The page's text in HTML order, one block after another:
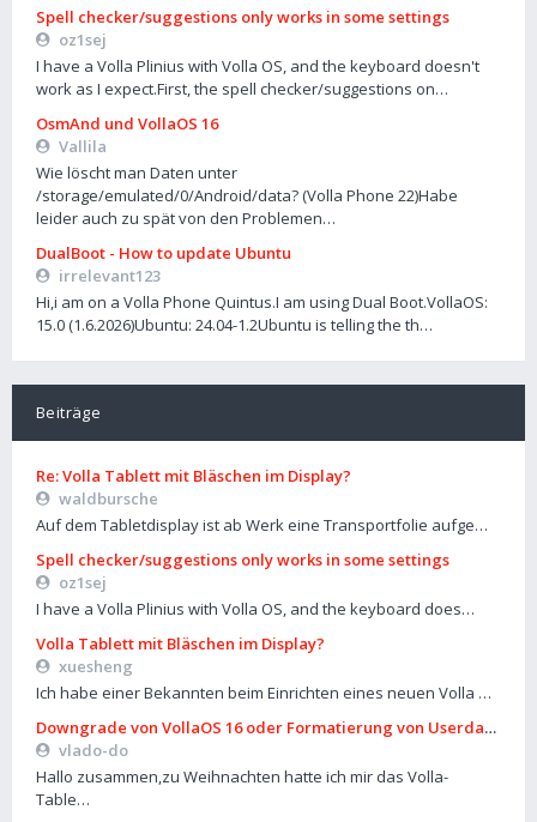
Spell checker/suggestions only works in some settings
oz1sej
I have a Volla Plinius with Volla OS, and the keyboard doesn't
work as I expect.First, the spell checker/suggestions on…
OsmAnd und VollaOS 16
Vallila
Wie löscht man Daten unter
/storage/emulated/0/Android/data? (Volla Phone 22)Habe
leider auch zu spät von den Problemen…
DualBoot - How to update Ubuntu
irrelevant123
Hi,i am on a Volla Phone Quintus.I am using Dual Boot.VollaOS:
15.0 (1.6.2026)Ubuntu: 24.04-1.2Ubuntu is telling the th…
Beiträge
Re: Volla Tablett mit Bläschen im Display?
waldbursche
Auf dem Tabletdisplay ist ab Werk eine Transportfolie aufge…
Spell checker/suggestions only works in some settings
oz1sej
I have a Volla Plinius with Volla OS, and the keyboard does…
Volla Tablett mit Bläschen im Display?
xuesheng
Ich habe einer Bekannten beim Einrichten eines neuen Volla …
Downgrade von VollaOS 16 oder Formatierung von Userdata
vlado-do
Hallo zusammen,zu Weihnachten hatte ich mir das Volla-
Table…